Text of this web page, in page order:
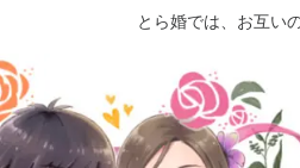
とら婚では、お互い